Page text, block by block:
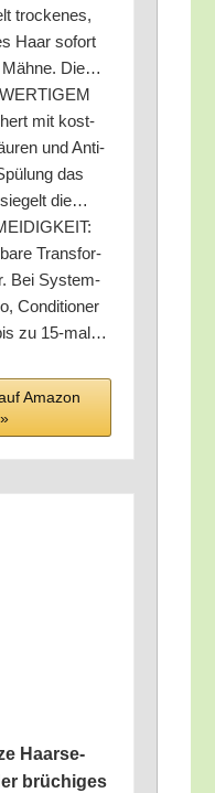
tro­cke­nes,
Haar sofort
Mäh­ne. Die…
mit kost­
und Anti­
das
die…
Trans­for­
Bei Sys­tem­
Con­di­tio­ner
zu 15-mal…
Ama­zon
Haar­se­
brü­chi­ges